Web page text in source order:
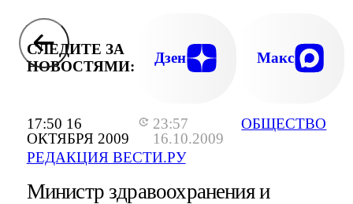
17:50 16
ОКТЯБРЯ 2009
23:57
16.10.2009
РЕДАКЦИЯ ВЕСТИ.РУ
ОБЩЕСТВО
СЛЕДИТЕ ЗА
НОВОСТЯМИ:
Дзен Макс
Министр здравоохранения и